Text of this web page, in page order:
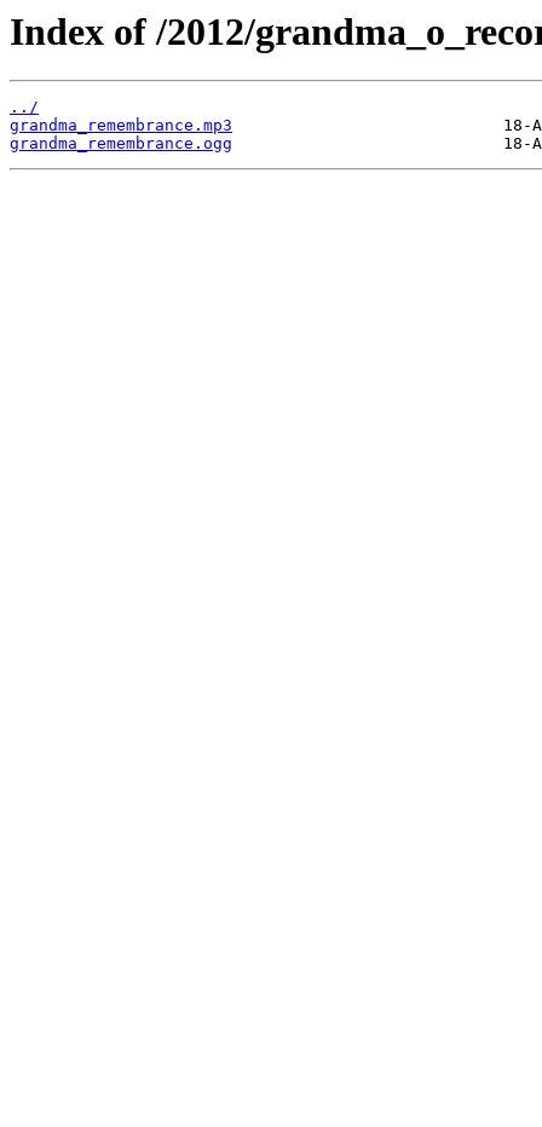
Index of /2012/
../
grandma_remembrance.mp3
grandma_remembrance.ogg